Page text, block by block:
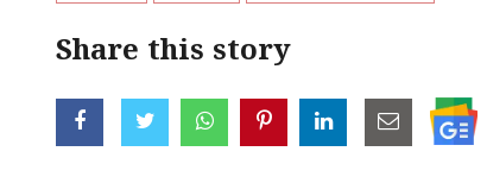
Share this story